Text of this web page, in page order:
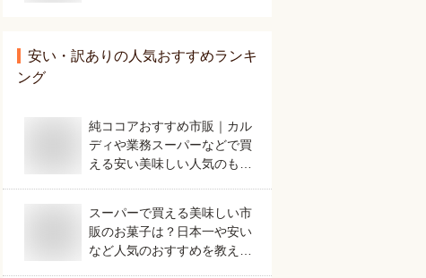
安い・訳あり の人気おすすめランキ
ング
純ココアおすすめ市販｜カル
ディや業務スーパーなどで買
える安い美味しい人気のもの
スーパーで買える美味しい市
販のお菓子は？日本一や安い
など人気のおすすめを教え